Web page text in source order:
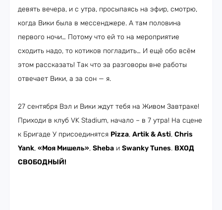
девять вечера, и с утра, просыпаясь на эфир, смотрю,
когда Вики была в мессенджере. А там половина
первого ночи… Потому что ей то на мероприятие
сходить надо, то котиков погладить… И ещё обо всём
этом рассказать! Так что за разговоры вне работы
отвечает Вики, а за сон — я.
27 сентября Вэл и Вики ждут тебя на Живом Завтраке!
Приходи в клуб VK Stadium, начало – в 7 утра! На сцене
к Бригаде У присоединятся Pizza, Artik & Asti, Chris
Yank, «Моя Мишель», Sheba и Swanky Tunes. ВХОД
СВОБОДНЫЙ!